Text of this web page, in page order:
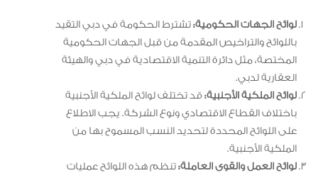
لوائح الجهات الحكومية:تشترط الحكومة في دبي التقيد
باللوائح والتراخيص المقدمة من قبل الجهات الحكومية
المختصة، مثل دائرة التنمية الاقتصادية في دبي والهيئة
العقارية لدبي.
لوائح الملكية الأجنبية:قد تختلف لوائح الملكية الأجنبية
باختلاف القطاع الاقتصادي ونوع الشركة. يجب الاطلاع
على اللوائح المحددة لتحديد النسب المسموح بها من
الملكية الأجنبية.
لوائح العمل والقوى العاملة:تنظم هذه اللوائح عمليات